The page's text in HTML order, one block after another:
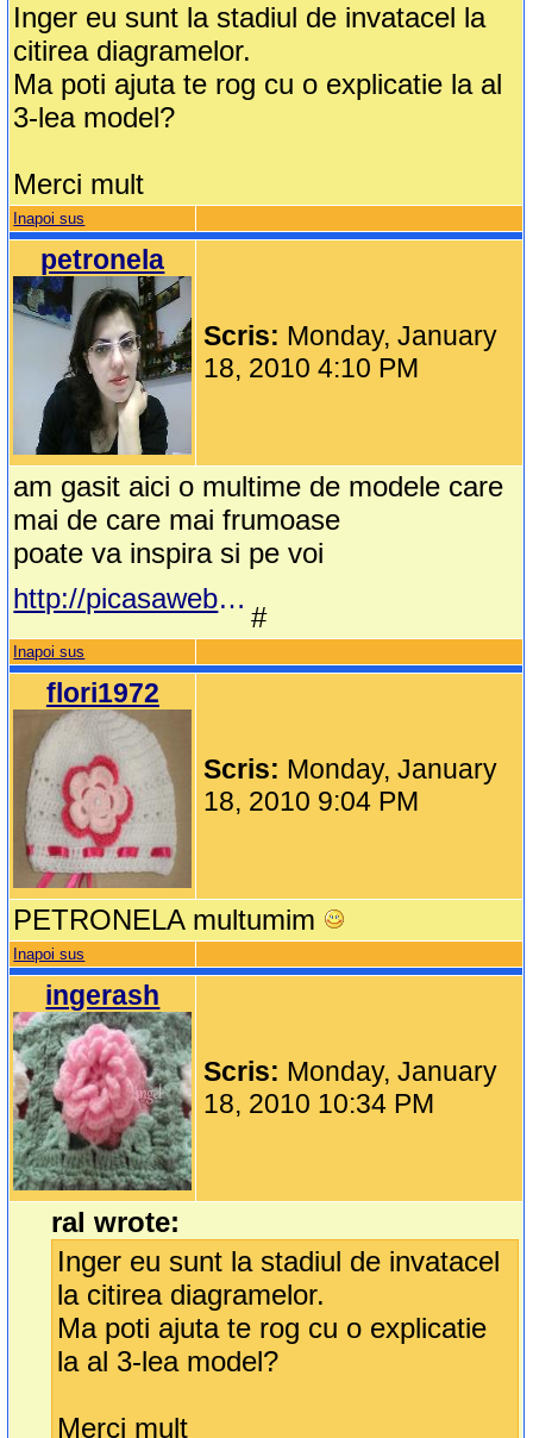
Inger eu sunt la stadiul de invatacel la
citirea diagramelor.
Ma poti ajuta te rog cu o explicatie la al
3-lea model?
Merci mult
Inapoi sus
petronela
Scris: Monday, January
18, 2010 4:10 PM
am gasit aici o multime de modele care
mai de care mai frumoase
poate va inspira si pe voi
http://picasaweb.google.com/mariapop76/ManualDeTricotat
#
Inapoi sus
flori1972
Scris: Monday, January
18, 2010 9:04 PM
PETRONELA multumim
Inapoi sus
ingerash
Scris: Monday, January
18, 2010 10:34 PM
ral wrote:
Inger eu sunt la stadiul de invatacel
la citirea diagramelor.
Ma poti ajuta te rog cu o explicatie
la al 3-lea model?
Merci mult